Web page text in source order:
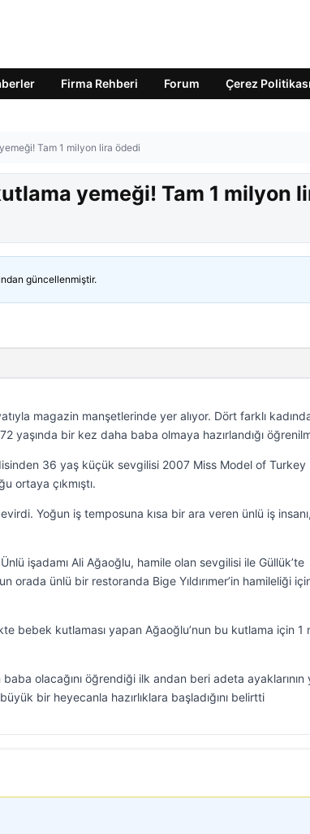
Firma Rehberi Forum Çerez Politikası
Tam 1 milyon lira ödedi
yemeği! Tam 1 milyon
güncellenmiştir.
magazin manşetlerinde yer alıyor. Dört farklı
yaşında bir kez daha baba olmaya hazırlandığı
36 yaş küçük sevgilisi 2007 Miss Model of Turkey
ortaya çıkmıştı.
Yoğun iş temposuna kısa bir ara veren ünlü iş
işadamı Ali Ağaoğlu, hamile olan sevgilisi ile Güllük’te
orada ünlü bir restoranda Bige Yıldırımer’in hamileliği
bebek kutlaması yapan Ağaoğlu’nun bu kutlama için 1
olacağını öğrendiği ilk andan beri adeta ayaklarının
bir heyecanla hazırlıklara başladığını belirtti